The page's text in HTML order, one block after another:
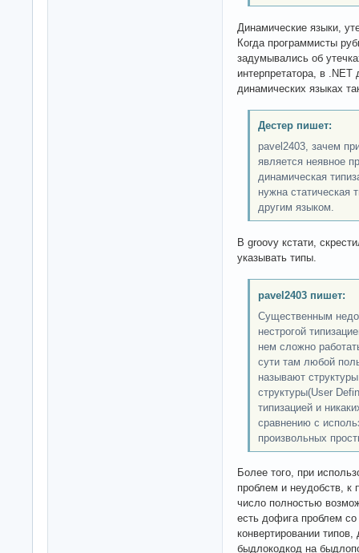
Динамические языки,
Когда программисты
задумывались об
интерпретатора, в
динамических языках
Дестер пишет:
pavel2403, зачем
является неявное
динамическая
нужна статическая
другим языком.
В groovy кстати,
указывать типы.
pavel2403 пишет:
Существенным
нестрогой
нем сложно
сути там любой
называют
структуры(User
типизацией и
сравнению с
произвольных
Более того, при
проблем и неудобств, к
число полностью
есть дофига проблем
конвертировании
быдлокодкод на